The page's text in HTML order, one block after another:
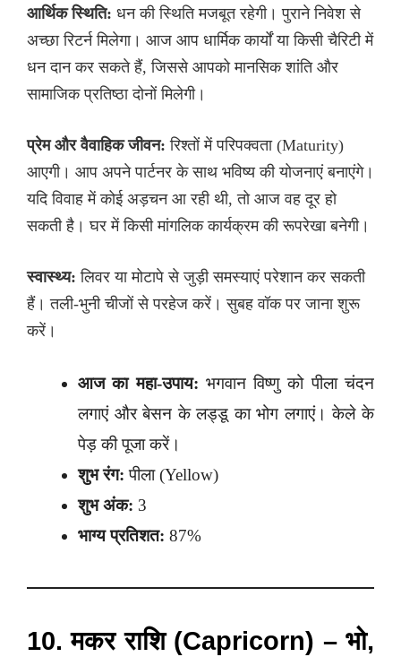
आर्थिक स्थिति: धन की स्थिति मजबूत रहेगी। पुराने निवेश से
अच्छा रिटर्न मिलेगा। आज आप धार्मिक कार्यों या किसी चैरिटी में
धन दान कर सकते हैं, जिससे आपको मानसिक शांति और
सामाजिक प्रतिष्ठा दोनों मिलेगी।
प्रेम और वैवाहिक जीवन: रिश्तों में परिपक्वता (Maturity)
आएगी। आप अपने पार्टनर के साथ भविष्य की योजनाएं बनाएंगे।
यदि विवाह में कोई अड़चन आ रही थी, तो आज वह दूर हो
सकती है। घर में किसी मांगलिक कार्यक्रम की रूपरेखा बनेगी।
स्वास्थ्य: लिवर या मोटापे से जुड़ी समस्याएं परेशान कर सकती
हैं। तली-भुनी चीजों से परहेज करें। सुबह वॉक पर जाना शुरू
करें।
आज का महा-उपाय: भगवान विष्णु को पीला चंदन
लगाएं और बेसन के लड्डू का भोग लगाएं। केले के
पेड़ की पूजा करें।
शुभ रंग: पीला (Yellow)
शुभ अंक: 3
भाग्य प्रतिशत: 87%
10. मकर राशि (Capricorn) – भो,